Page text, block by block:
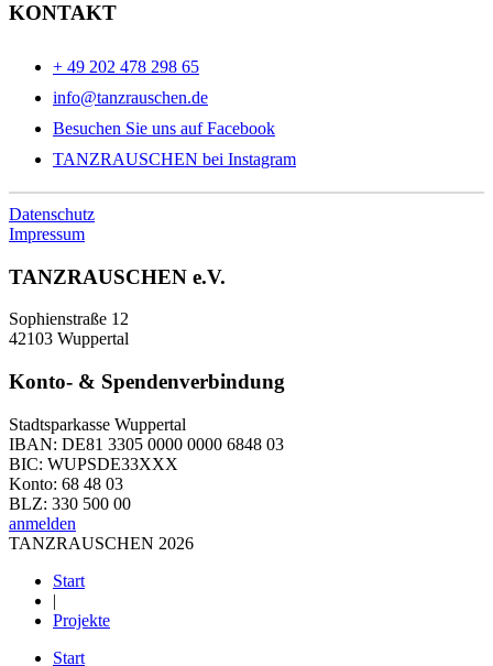
KONTAKT
+ 49 202 478 298 65
info@tanzrauschen.de
Besuchen Sie uns auf Facebook
TANZRAUSCHEN bei Instagram
Datenschutz
Impressum
TANZRAUSCHEN e.V.
Sophienstraße 12
42103 Wuppertal
Konto- & Spendenverbindung
Stadtsparkasse Wuppertal
IBAN: DE81 3305 0000 0000 6848 03
BIC: WUPSDE33XXX
Konto: 68 48 03
BLZ: 330 500 00
anmelden
TANZRAUSCHEN 2026
Start
|
Projekte
Start